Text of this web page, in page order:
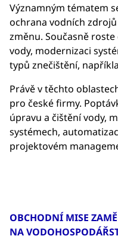
Významným tématem
ochrana vodních
změnu. Současně
vody, modernizaci
typů znečištění,
Právě v těchto
pro české firmy.
úpravu a čištění vody,
systémech,
projektovém
OBCHODNÍ MISE
NA